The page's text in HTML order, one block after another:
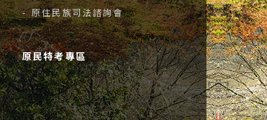
- 原住民族司法諮詢會
原民特考專區